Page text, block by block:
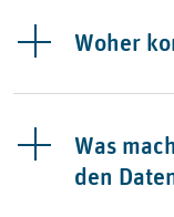
Woher
Was
den